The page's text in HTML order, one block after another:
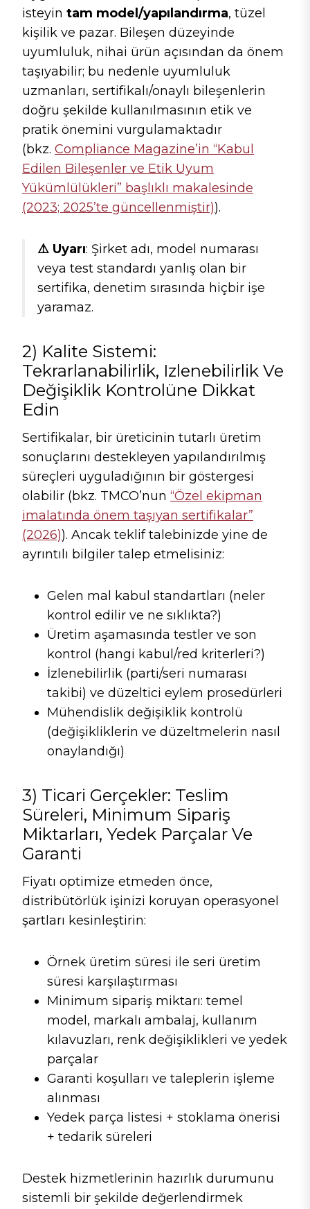
isteyin tam model/yapılandırma, tüzel
kişilik ve pazar. Bileşen düzeyinde
uyumluluk, nihai ürün açısından da önem
taşıyabilir; bu nedenle uyumluluk
uzmanları, sertifikalı/onaylı bileşenlerin
doğru şekilde kullanılmasının etik ve
pratik önemini vurgulamaktadır
(bkz. Compliance Magazine’in “Kabul
Edilen Bileşenler ve Etik Uyum
Yükümlülükleri” başlıklı makalesinde
(2023; 2025’te güncellenmiştir)).
⚠️ Uyarı: Şirket adı, model numarası
veya test standardı yanlış olan bir
sertifika, denetim sırasında hiçbir işe
yaramaz.
2) Kalite Sistemi:
Tekrarlanabilirlik, Izlenebilirlik Ve
Değişiklik Kontrolüne Dikkat
Edin
Sertifikalar, bir üreticinin tutarlı üretim
sonuçlarını destekleyen yapılandırılmış
süreçleri uyguladığının bir göstergesi
olabilir (bkz. TMCO’nun “Özel ekipman
imalatında önem taşıyan sertifikalar”
(2026)). Ancak teklif talebinizde yine de
ayrıntılı bilgiler talep etmelisiniz:
Gelen mal kabul standartları (neler
kontrol edilir ve ne sıklıkta?)
Üretim aşamasında testler ve son
kontrol (hangi kabul/red kriterleri?)
İzlenebilirlik (parti/seri numarası
takibi) ve düzeltici eylem prosedürleri
Mühendislik değişiklik kontrolü
(değişikliklerin ve düzeltmelerin nasıl
onaylandığı)
3) Ticari Gerçekler: Teslim
Süreleri, Minimum Sipariş
Miktarları, Yedek Parçalar Ve
Garanti
Fiyatı optimize etmeden önce,
distribütörlük işinizi koruyan operasyonel
şartları kesinleştirin:
Örnek üretim süresi ile seri üretim
süresi karşılaştırması
Minimum sipariş miktarı: temel
model, markalı ambalaj, kullanım
kılavuzları, renk değişiklikleri ve yedek
parçalar
Garanti koşulları ve taleplerin işleme
alınması
Yedek parça listesi + stoklama önerisi
+ tedarik süreleri
Destek hizmetlerinin hazırlık durumunu
sistemli bir şekilde değerlendirmek